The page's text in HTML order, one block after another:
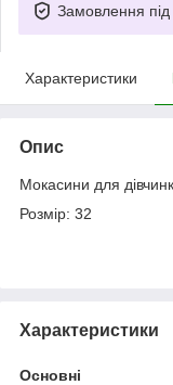
Замовлення під
Характеристики
Опис
Мокасини для
Розмір: 32
Характеристики
Основні